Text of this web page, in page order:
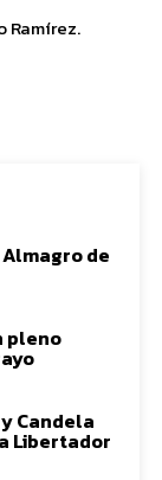
Ramírez.
de
pleno
Candela
Libertador